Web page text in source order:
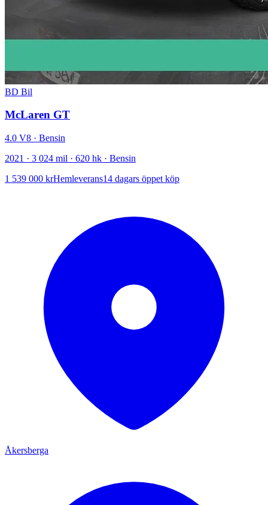
BD Bil
McLaren GT
4.0 V8 · Bensin
2021 · 3 024 mil · 620 hk · Bensin
1 539 000 krHemleverans14 dagars öppet köp
Åkersberga